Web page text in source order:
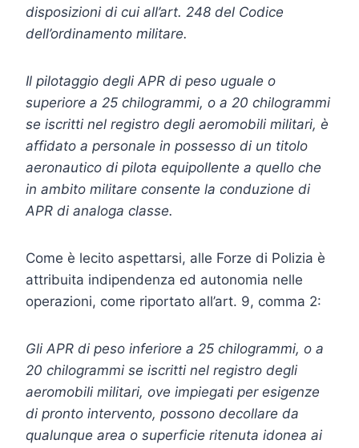
disposizioni di cui all’art. 248 del Codice
dell’ordinamento militare.
Il pilotaggio degli APR di peso uguale o
superiore a 25 chilogrammi, o a 20 chilogrammi
se iscritti nel registro degli aeromobili militari, è
affidato a personale in possesso di un titolo
aeronautico di pilota equipollente a quello che
in ambito militare consente la conduzione di
APR di analoga classe.
Come è lecito aspettarsi, alle Forze di Polizia è
attribuita indipendenza ed autonomia nelle
operazioni, come riportato all’art. 9, comma 2:
Gli APR di peso inferiore a 25 chilogrammi, o a
20 chilogrammi se iscritti nel registro degli
aeromobili militari, ove impiegati per esigenze
di pronto intervento, possono decollare da
qualunque area o superficie ritenuta idonea ai